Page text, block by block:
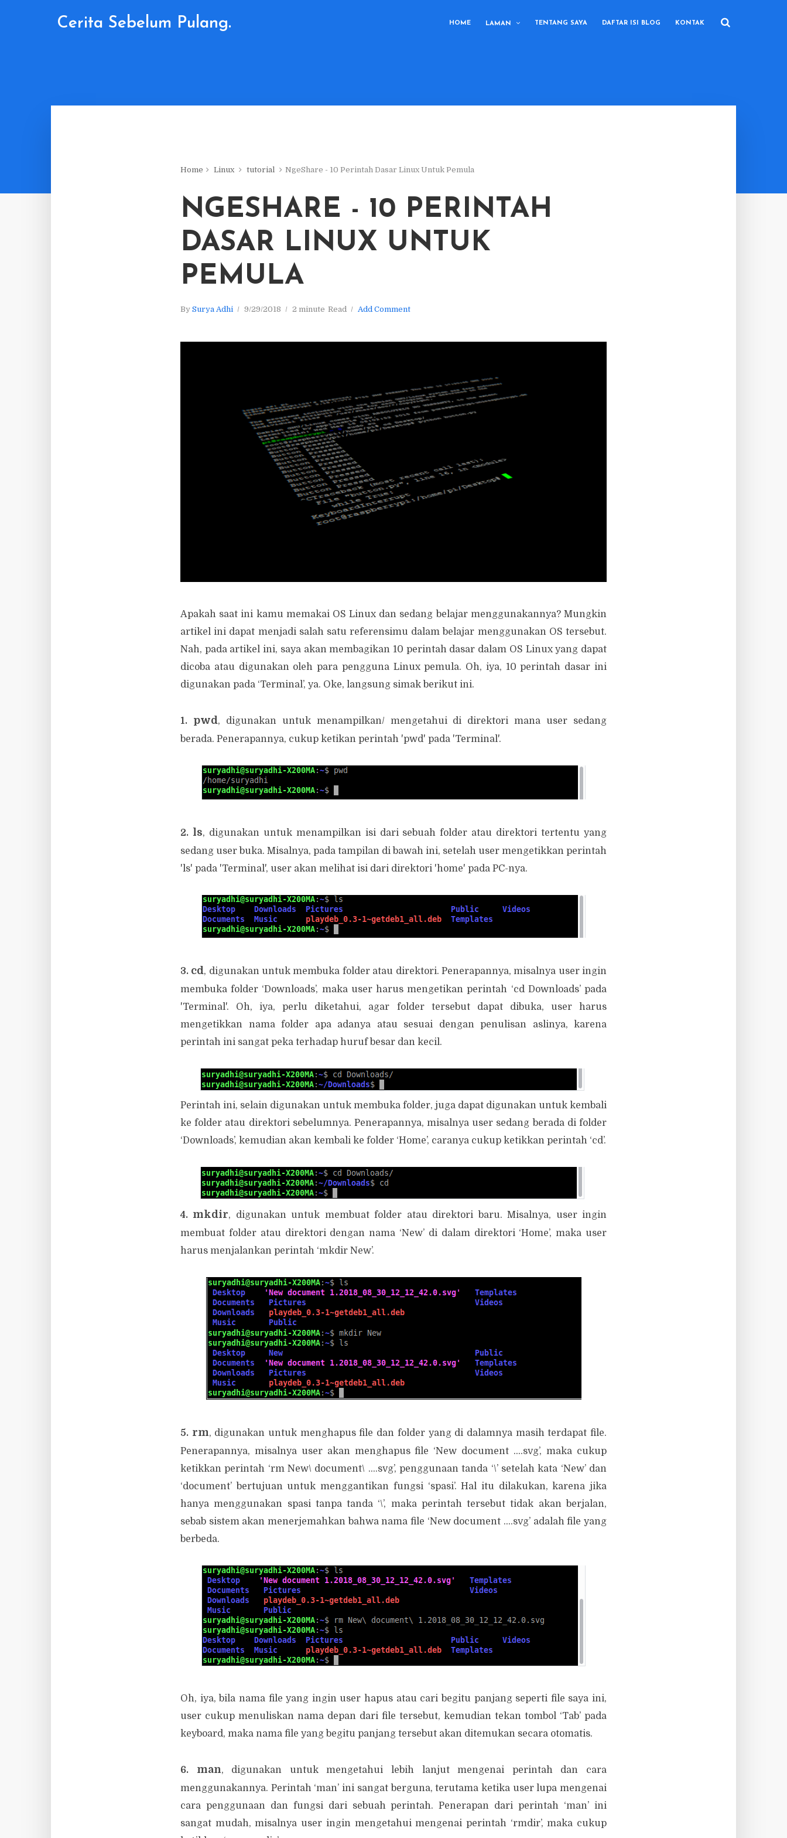
Cerita Sebelum Pulang. HOME LAMAN TENTANG SAYA DAFTAR ISI BLOG KONTAK
Home Linux tutorial NgeShare - 10 Perintah Dasar Linux Untuk Pemula
NGESHARE - 10 PERINTAH
DASAR LINUX UNTUK
PEMULA
By Surya Adhi 9/29/2018 2 minute Read Add Comment
Apakah saat ini kamu memakai OS Linux dan sedang belajar menggunakannya? Mungkin
artikel ini dapat menjadi salah satu referensimu dalam belajar menggunakan OS tersebut.
Nah, pada artikel ini, saya akan membagikan 10 perintah dasar dalam OS Linux yang dapat
dicoba atau digunakan oleh para pengguna Linux pemula. Oh, iya, 10 perintah dasar ini
digunakan pada ‘Terminal’, ya. Oke, langsung simak berikut ini.
1. pwd, digunakan untuk menampilkan/ mengetahui di direktori mana user sedang
berada. Penerapannya, cukup ketikan perintah 'pwd' pada 'Terminal'.
2. ls, digunakan untuk menampilkan isi dari sebuah folder atau direktori tertentu yang
sedang user buka. Misalnya, pada tampilan di bawah ini, setelah user mengetikkan perintah
'ls' pada 'Terminal', user akan melihat isi dari direktori 'home' pada PC-nya.
3. cd, digunakan untuk membuka folder atau direktori. Penerapannya, misalnya user ingin
membuka folder ‘Downloads’, maka user harus mengetikan perintah ‘cd Downloads’ pada
'Terminal'. Oh, iya, perlu diketahui, agar folder tersebut dapat dibuka, user harus
mengetikkan nama folder apa adanya atau sesuai dengan penulisan aslinya, karena
perintah ini sangat peka terhadap huruf besar dan kecil.
Perintah ini, selain digunakan untuk membuka folder, juga dapat digunakan untuk kembali
ke folder atau direktori sebelumnya. Penerapannya, misalnya user sedang berada di folder
‘Downloads’, kemudian akan kembali ke folder ‘Home’, caranya cukup ketikkan perintah ‘cd’.
4. mkdir, digunakan untuk membuat folder atau direktori baru. Misalnya, user ingin
membuat folder atau direktori dengan nama ‘New’ di dalam direktori ‘Home’, maka user
harus menjalankan perintah ‘mkdir New’.
5. rm, digunakan untuk menghapus file dan folder yang di dalamnya masih terdapat file.
Penerapannya, misalnya user akan menghapus file ‘New document ....svg’, maka cukup
ketikkan perintah ‘rm New\ document\ ....svg’, penggunaan tanda ‘\’ setelah kata ‘New’ dan
‘document’ bertujuan untuk menggantikan fungsi ‘spasi’. Hal itu dilakukan, karena jika
hanya menggunakan spasi tanpa tanda ‘\’, maka perintah tersebut tidak akan berjalan,
sebab sistem akan menerjemahkan bahwa nama file ‘New document ....svg’ adalah file yang
berbeda.
Oh, iya, bila nama file yang ingin user hapus atau cari begitu panjang seperti file saya ini,
user cukup menuliskan nama depan dari file tersebut, kemudian tekan tombol ‘Tab’ pada
keyboard, maka nama file yang begitu panjang tersebut akan ditemukan secara otomatis.
6. man, digunakan untuk mengetahui lebih lanjut mengenai perintah dan cara
menggunakannya. Perintah ‘man’ ini sangat berguna, terutama ketika user lupa mengenai
cara penggunaan dan fungsi dari sebuah perintah. Penerapan dari perintah ‘man’ ini
sangat mudah, misalnya user ingin mengetahui mengenai perintah ‘rmdir’, maka cukup